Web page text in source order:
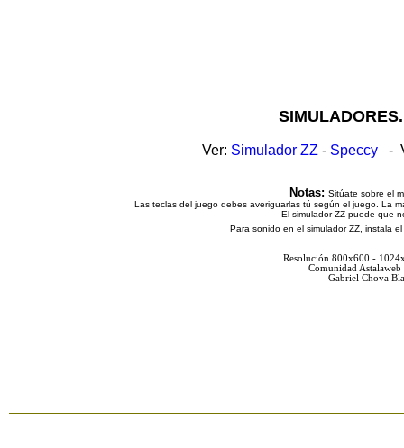
Ver: Simulador ZZ - Speccy -
Notas: Sitúate sobre el
Las teclas del juego debes averiguarlas tú según el juego. La
El simulador ZZ puede que
Para sonido en el simulador ZZ, instala
Resolución 800x600 -
Comunidad
Gabriel Chova